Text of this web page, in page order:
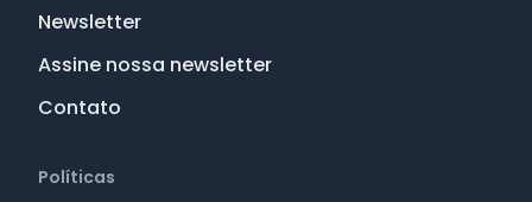
Newsletter
Assine nossa newsletter
Contato
Políticas